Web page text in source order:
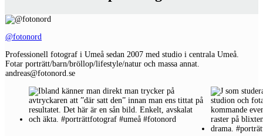
@fotonord
Professionell fotograf i Umeå sedan 2007 med studio i centrala Umeå.
Fotar porträtt/barn/bröllop/lifestyle/natur och massa annat.
andreas@fotonord.se